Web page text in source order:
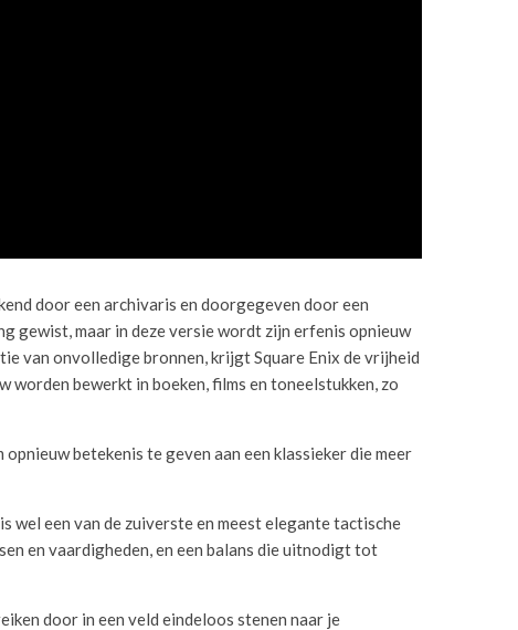
door een archivaris en doorgegeven door een
gewist, maar in deze versie wordt zijn erfenis opnieuw
van onvolledige bronnen, krijgt Square Enix de vrijheid
bewerkt in boeken, films en toneelstukken, zo
betekenis te geven aan een klassieker die meer
een van de zuiverste en meest elegante tactische
en vaardigheden, en een balans die uitnodigt tot
door in een veld eindeloos stenen naar je